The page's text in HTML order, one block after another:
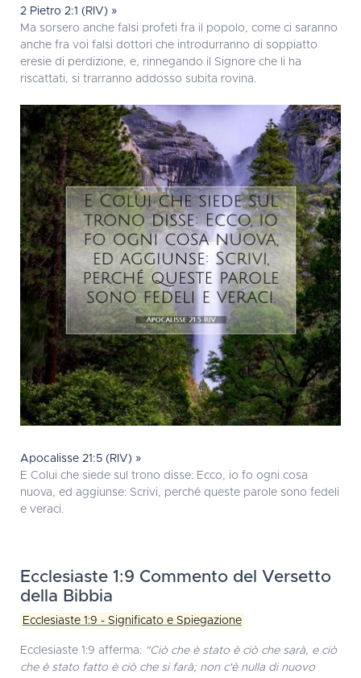
2 Pietro 2:1 (RIV) »
Ma sorsero anche falsi profeti fra il popolo, come ci saranno
anche fra voi falsi dottori che introdurranno di soppiatto
eresie di perdizione, e, rinnegando il Signore che li ha
riscattati, si trarranno addosso subita rovina.
Apocalisse 21:5 (RIV) »
E Colui che siede sul trono disse: Ecco, io fo ogni cosa
nuova, ed aggiunse: Scrivi, perché queste parole sono fedeli
e veraci.
Ecclesiaste 1:9 Commento del Versetto
della Bibbia
Ecclesiaste 1:9 - Significato e Spiegazione
Ecclesiaste 1:9 afferma: "Ciò che è stato è ciò che sarà, e ciò
che è stato fatto è ciò che si farà; non c'è nulla di nuovo